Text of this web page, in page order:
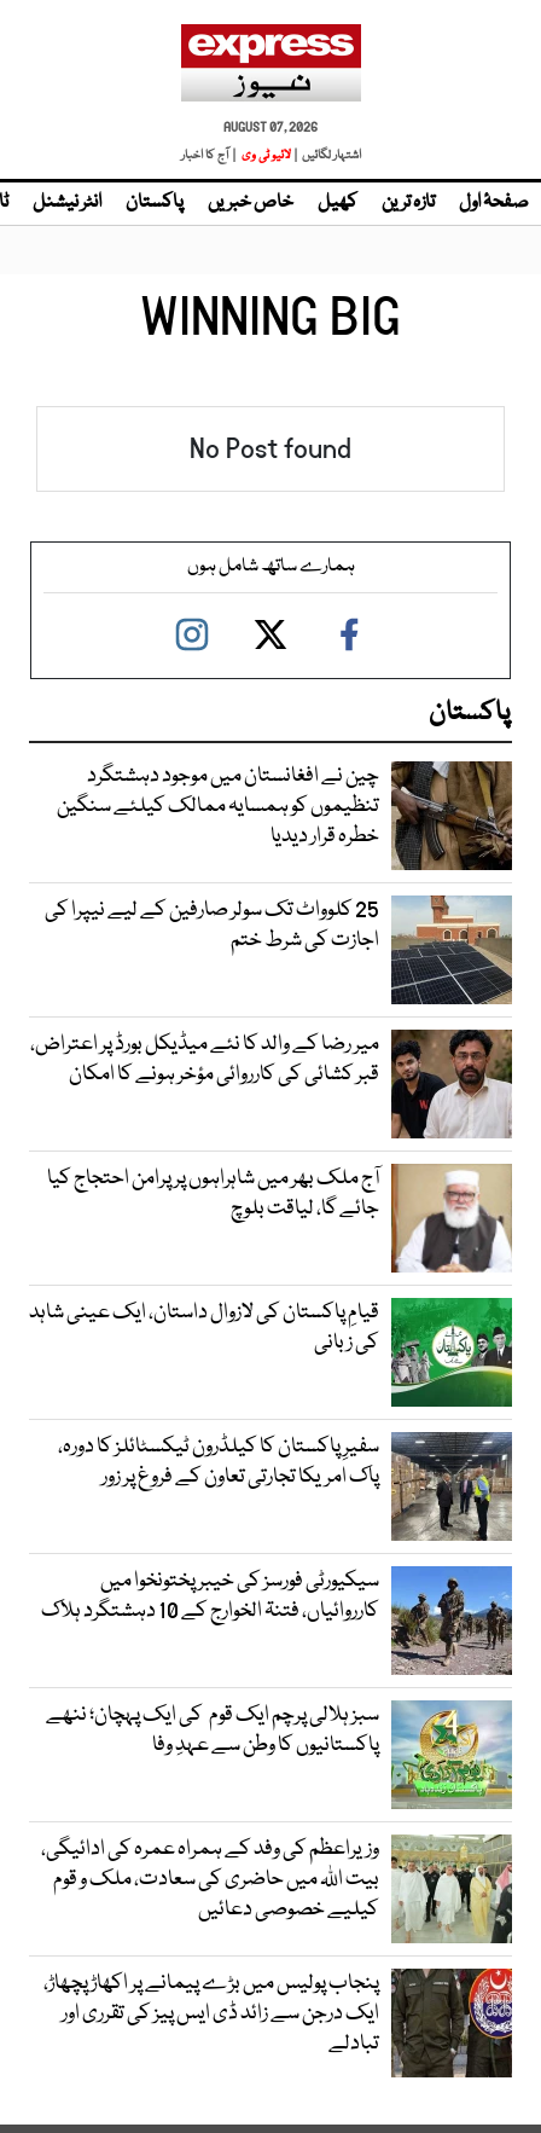
AUGUST 07, 2026
اشتہار لگائیں |
| آج کا اخبار
صفحۂ اول تازہ ترین کھیل خاص خبریں پاکستان انٹر نیشنل
WINNING BIG
No Post found
ہمارے ساتھ شامل ہوں
پاکستان
چین نے افغانستان میں موجود دہشتگرد
تنظیموں کو ہمسایہ ممالک کیلئے سنگین
خطرہ قرار دیدیا
25 کلوواٹ تک سولر صارفین کے لیے نیپرا کی
اجازت کی شرط ختم
میر رضا کے والد کا نئے میڈیکل بورڈ پر اعتراض،
قبر کشائی کی کارروائی مؤخر ہونے کا امکان
آج ملک بھر میں شاہراہوں پر پرامن احتجاج کیا
جائے گا، لیاقت بلوچ
قیامِ پاکستان کی لازوال داستان، ایک عینی شاہد
کی زبانی
سفیرِ پاکستان کا کیلڈرون ٹیکسٹائلز کا دورہ،
پاک امریکا تجارتی تعاون کے فروغ پر زور
سیکیورٹی فورسز کی خیبر پختونخوا میں
کارروائیاں، فتنۃ الخوارج کے 10 دہشتگرد ہلاک
سبز ہلالی پرچم ایک قوم کی ایک پہچان؛ ننھے
پاکستانیوں کا وطن سے عہدِ وفا
وزیراعظم کی وفد کے ہمراہ عمرہ کی ادائیگی،
بیت اللہ میں حاضری کی سعادت، ملک و قوم
کیلیے خصوصی دعائیں
پنجاب پولیس میں بڑے پیمانے پر اکھاڑ پچھاڑ،
ایک درجن سے زائد ڈی ایس پیز کی تقرری اور
تبادلے